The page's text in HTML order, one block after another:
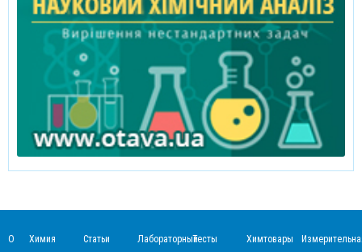
О
Химия
Статьи
ЛабораторныйТесты Химтовары